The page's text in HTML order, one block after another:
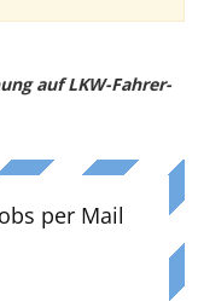
auf LKW-Fahrer-
per Mail